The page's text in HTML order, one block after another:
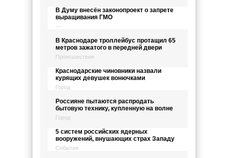
В Думу внесён законопроект о запрете
выращивания ГМО
---
В Краснодаре троллейбус протащил 65
метров зажатого в передней двери
Происшествия
Краснодарские чиновники назвали
курящих девушек вонючками
Город
Россияне пытаются распродать
бытовую технику, купленную на волне
Город
5 систем российских ядерных
вооружений, внушающих страх Западу
События